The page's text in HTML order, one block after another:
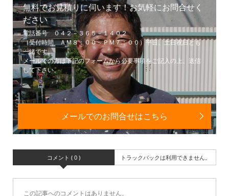
無料でお見積りに伺います！お気軽にお問合せく
ださい
電話番号 ０４２－３６５－１４０２
（受付時間 ＡＭ８：００～ＰＭ７：００）平日、土日祝日とも
一緒です。
メールでの方は下記のフォームから必要事項をご記入の上、送信
して下さい。
メールでのお問合せはこちら
コメント ( 0 ) トラックバックは利用できません。
この記事へのコメントはありません。